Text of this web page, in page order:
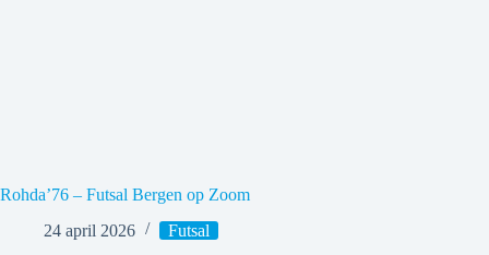
Rohda’76 – Futsal Bergen op Zoom
24 april 2026
Futsal